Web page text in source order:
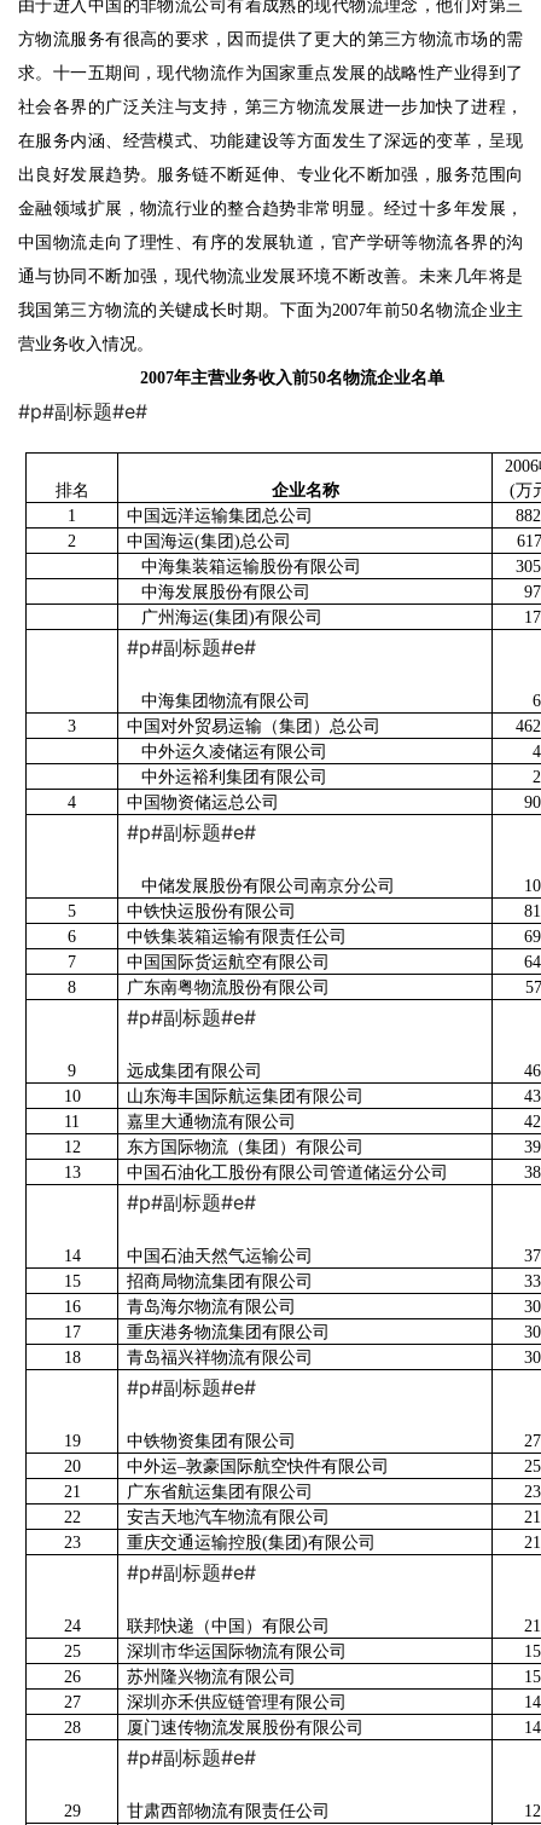
由于进入中国的非物流公司有着成熟的现代物流理念，他们对第三
方物流服务有很高的要求，因而提供了更大的第三方物流市场的需
求。十一五期间，现代物流作为国家重点发展的战略性产业得到了
社会各界的广泛关注与支持，第三方物流发展进一步加快了进程，
在服务内涵、经营模式、功能建设等方面发生了深远的变革，呈现
出良好发展趋势。服务链不断延伸、专业化不断加强，服务范围向
金融领域扩展，物流行业的整合趋势非常明显。经过十多年发展，
中国物流走向了理性、有序的发展轨道，官产学研等物流各界的沟
通与协同不断加强，现代物流业发展环境不断改善。未来几年将是
我国第三方物流的关键成长时期。下面为2007年前50名物流企业主
营业务收入情况。
2007年主营业务收入前50名物流企业名单
#p#副标题#e#
排名 企业名称
2006
(万
1
中国远洋运输集团总公司
2
中国海运(集团)总公司
中海集装箱运输股份有限公司
中海发展股份有限公司
广州海运(集团)有限公司
#p#副标题#e#
中海集团物流有限公司
3
中国对外贸易运输（集团）总公司
中外运久凌储运有限公司
中外运裕利集团有限公司
4
中国物资储运总公司
#p#副标题#e#
中储发展股份有限公司南京分公司
5
中铁快运股份有限公司
6
中铁集装箱运输有限责任公司
7
中国国际货运航空有限公司
8
广东南粤物流股份有限公司
9
#p#副标题#e#
远成集团有限公司
10
山东海丰国际航运集团有限公司
11
嘉里大通物流有限公司
12
东方国际物流（集团）有限公司
13
中国石油化工股份有限公司管道储运分公司
14
#p#副标题#e#
中国石油天然气运输公司
15
招商局物流集团有限公司
16
青岛海尔物流有限公司
17
重庆港务物流集团有限公司
18
青岛福兴祥物流有限公司
19
#p#副标题#e#
中铁物资集团有限公司
20
中外运–敦豪国际航空快件有限公司
21
广东省航运集团有限公司
22
安吉天地汽车物流有限公司
23
重庆交通运输控股(集团)有限公司
24
#p#副标题#e#
联邦快递（中国）有限公司
25
深圳市华运国际物流有限公司
26
苏州隆兴物流有限公司
27
深圳亦禾供应链管理有限公司
28
厦门速传物流发展股份有限公司
29
#p#副标题#e#
甘肃西部物流有限责任公司